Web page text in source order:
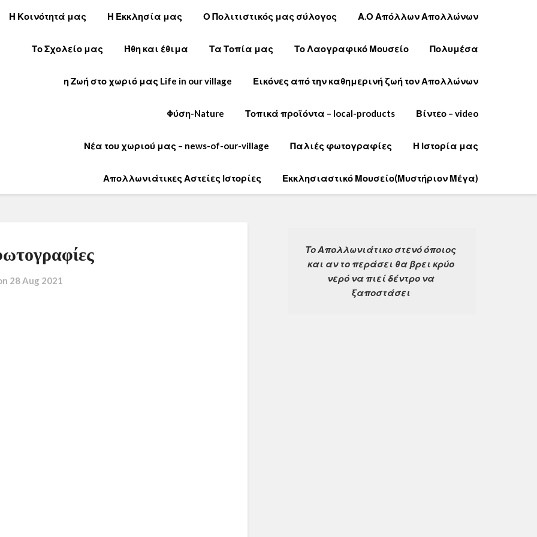
Η Κοινότητά μας Η Εκκλησία μας Ο Πολιτιστικός μας σύλογος Α.Ο Απόλλων Απολλώνων
Το Σχολείο μας Ήθη και έθιμα Τα Τοπία μας Το Λαογραφικό Μουσείο Πολυμέσα
η Ζωή στο χωριό μας Life in our village Εικόνες από την καθημερινή ζωή τον Απολλώνων
Φύση-Nature Τοπικά προϊόντα – local-products Βίντεο – video
Νέα του χωριού μας – news-of-our-village Παλιές φωτογραφίες Η Ιστορία μας
Απολλωνιάτικες Αστείες Ιστορίες Εκκλησιαστικό Μουσείο(Μυστήριον Μέγα)
28 Aug 2021
Το Απολλωνιάτικο στενό όποιος
και αν το περάσει θα βρει κρύο
νερό να πιεί δέντρο να
ξαποστάσει